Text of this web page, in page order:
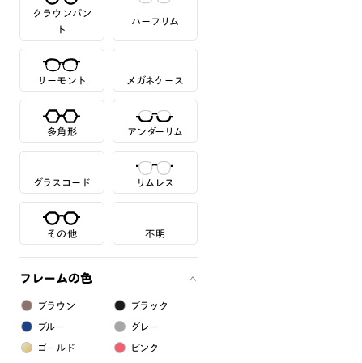
クラウンパン
ト
ハーフリム
サーモント メガネケース
多角形 アンダーリム
グラスコード リムレス
その他 不明
フレームの色
ブラウン ブラック
ブルー グレー
ゴールド ピンク